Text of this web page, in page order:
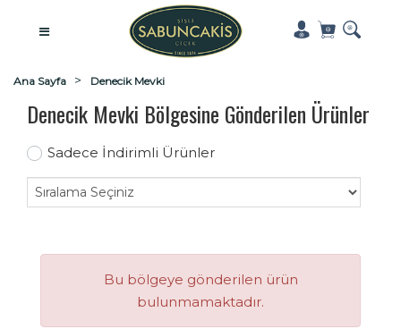
Ana Sayfa Denecik Mevki
Denecik Mevki Bölgesine Gönderilen Ürünler
Sadece İndirimli Ürünler
Bu bölgeye gönderilen ürün
bulunmamaktadır.